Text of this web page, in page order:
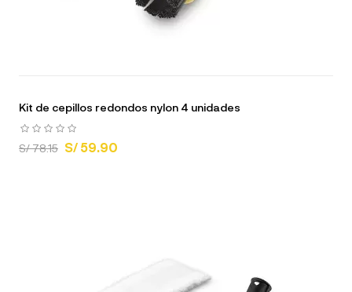
Kit de cepillos redondos nylon 4 unidades
S/ 78.15 S/ 59.90